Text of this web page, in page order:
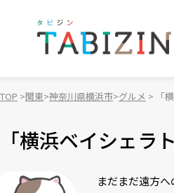
TOP 関東 神奈川県横浜市 グルメ 「
「横浜ベイシェ
まだまだ遠方